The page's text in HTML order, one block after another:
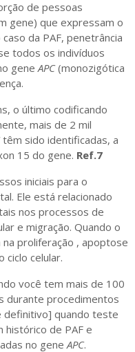
de pessoas
gene) que expressam o
da PAF, penetrância
todos os indivíduos
gene APC(monozigótica
o último codificando
mais de 2 mil
têm sido identificadas, a
15 do gene. Ref.7
iniciais para o
Ele está relacionado
nos processos de
e migração. Quando o
proliferação , apoptose
ciclo celular.
você tem mais de 100
durante procedimentos
definitivo] quando teste
histórico de PAF e
no gene APC.